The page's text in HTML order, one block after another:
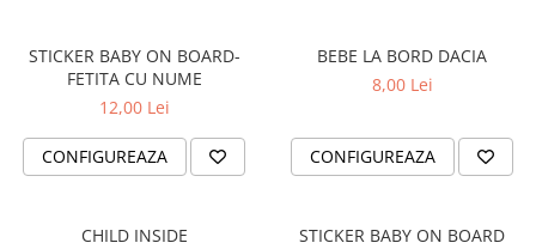
PEUGEOT
RENAULT
SKODA
VOLKSWAGEN
STICKERE STALPI
TRICOURI AMUZANTE
TRICOURI ANIVERSARE
TRICOURI CU MESAJE
TRICOURI CU PROFESII
CASATORITI
STICKER BABY ON BOARD-
FETITA CU NUME
12,00 Lei
CONFIGUREAZA
BEBE LA BORD DACIA
8,00 Lei
CONFIGUREAZA
CHILD INSIDE
STICKER BABY ON BOARD